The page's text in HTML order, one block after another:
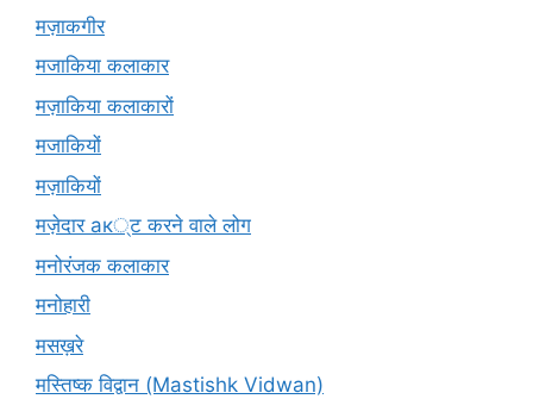
मज़ाकगीर
मजाकिया कलाकार
मज़ाकिया कलाकारों
मजाकियों
मज़ाकियों
मज़ेदार ак्ट करने वाले लोग
मनोरंजक कलाकार
मनोहारी
मसख़रे
मस्तिष्क विद्वान (Mastishk Vidwan)